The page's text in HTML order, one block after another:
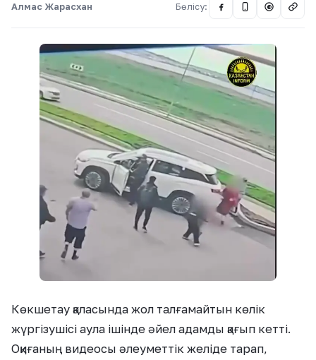
Алмас Жарасхан Бөлісу: @
Көкшетау қаласында жол талғамайтын көлік
жүргізушісі аула ішінде әйел адамды қағып кетті.
Оқиғаның видеосы әлеуметтік желіде тарап,